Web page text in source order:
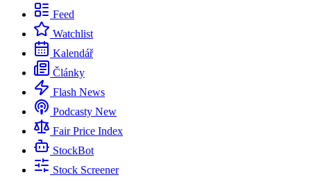
Feed
Watchlist
Kalendář
Články
Flash News
Podcasty New
Fair Price Index
StockBot
Stock Screener